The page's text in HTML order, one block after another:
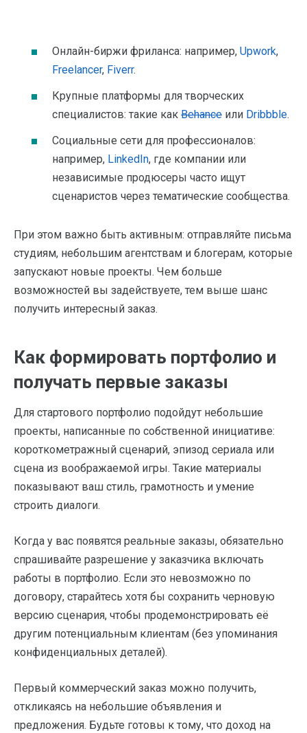
Онлайн-биржи фриланса: например, Upwork,
Freelancer, Fiverr.
Крупные платформы для творческих
специалистов: такие как Behance или Dribbble.
Социальные сети для профессионалов:
например, LinkedIn, где компании или
независимые продюсеры часто ищут
сценаристов через тематические сообщества.
При этом важно быть активным: отправляйте письма
студиям, небольшим агентствам и блогерам, которые
запускают новые проекты. Чем больше
возможностей вы задействуете, тем выше шанс
получить интересный заказ.
Как формировать портфолио и
получать первые заказы
Для стартового портфолио подойдут небольшие
проекты, написанные по собственной инициативе:
короткометражный сценарий, эпизод сериала или
сцена из воображаемой игры. Такие материалы
показывают ваш стиль, грамотность и умение
строить диалоги.
Когда у вас появятся реальные заказы, обязательно
спрашивайте разрешение у заказчика включать
работы в портфолио. Если это невозможно по
договору, старайтесь хотя бы сохранить черновую
версию сценария, чтобы продемонстрировать её
другим потенциальным клиентам (без упоминания
конфиденциальных деталей).
Первый коммерческий заказ можно получить,
откликаясь на небольшие объявления и
предложения. Будьте готовы к тому, что доход на